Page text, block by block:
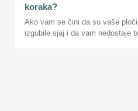
koraka?
Ako vam se čini da su vaše
izgubile sjaj i da vam nedostaje